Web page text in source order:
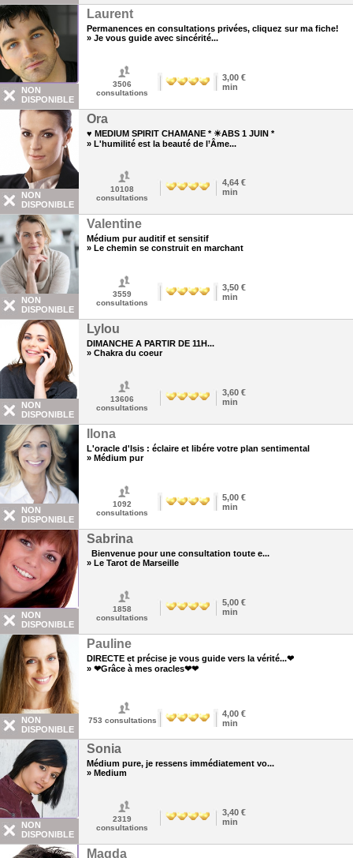
NON
DISPONIBLE
Laurent
Permanences en consultations privées, cliquez sur ma fiche!
» Je vous guide avec sincérité...
3506
consultations
3,00 €
min
NON
DISPONIBLE
Ora
♥ MEDIUM SPIRIT CHAMANE * ☀ABS 1 JUIN *
» L'humilité est la beauté de l’Âme...
10108
consultations
4,64 €
min
NON
DISPONIBLE
Valentine
Médium pur auditif et sensitif
» Le chemin se construit en marchant
3559
consultations
3,50 €
min
NON
DISPONIBLE
Lylou
DIMANCHE A PARTIR DE 11H...
» Chakra du coeur
13606
consultations
3,60 €
min
NON
DISPONIBLE
Ilona
L'oracle d'Isis : éclaire et libére votre plan sentimental
» Médium pur
1092
consultations
5,00 €
min
NON
DISPONIBLE
Sabrina
Bienvenue pour une consultation toute e...
» Le Tarot de Marseille
1858
consultations
5,00 €
min
NON
DISPONIBLE
Pauline
DIRECTE et précise je vous guide vers la vérité...❤
» ❤Grâce à mes oracles❤❤
753 consultations
4,00 €
min
NON
DISPONIBLE
Sonia
Médium pure, je ressens immédiatement vo...
» Medium
2319
consultations
3,40 €
min
Magda